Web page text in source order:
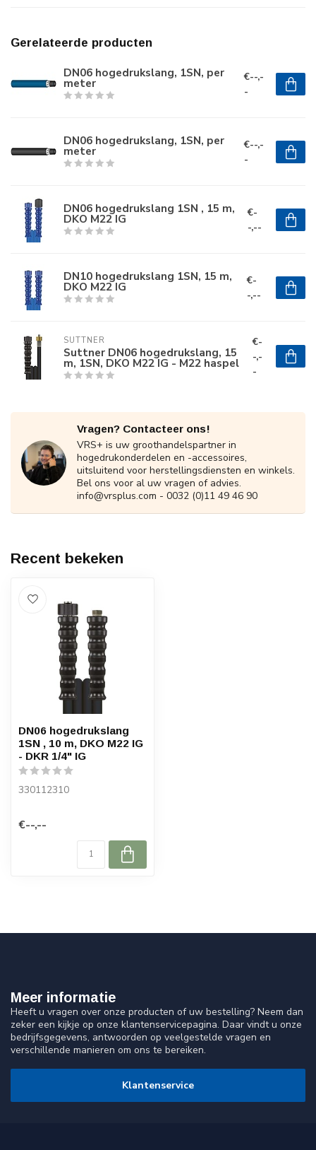
Gerelateerde producten
DN06 hogedrukslang, 1SN, per
meter
€--,-
-
DN06 hogedrukslang, 1SN, per
meter
€--,-
-
DN06 hogedrukslang 1SN , 15 m,
DKO M22 IG
€-
-,--
DN10 hogedrukslang 1SN, 15 m,
DKO M22 IG
€-
-,--
SUTTNER
Suttner DN06 hogedrukslang, 15
m, 1SN, DKO M22 IG - M22 haspel
€-
-,-
-
Vragen? Contacteer ons!
VRS+ is uw groothandelspartner in
hogedrukonderdelen en -accessoires,
uitsluitend voor herstellingsdiensten en winkels.
Bel ons voor al uw vragen of advies.
info@vrsplus.com - 0032 (0)11 49 46 90
Recent bekeken
DN06 hogedrukslang
1SN , 10 m, DKO M22 IG
- DKR 1/4" IG
330112310
€--,--
Meer informatie
Heeft u vragen over onze producten of uw bestelling? Neem dan
zeker een kijkje op onze klantenservicepagina. Daar vindt u onze
bedrijfsgegevens, antwoorden op veelgestelde vragen en
verschillende manieren om ons te bereiken.
Klantenservice